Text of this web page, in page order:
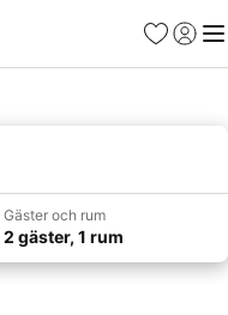
Favoriter
Logga
Gäster och rum
2 gäster, 1 rum